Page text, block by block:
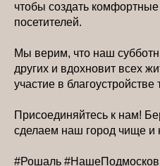
чтобы создать
посетителей.
Мы верим, что наш
других и вдохновит всех
участие в благоустройстве
Присоединяйтесь к нам!
сделаем наш город чище и
#Рошаль